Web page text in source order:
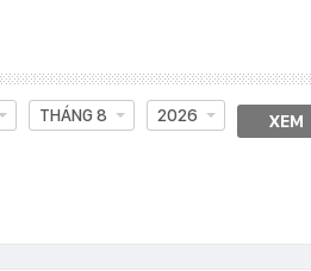
THÁNG 8 2026 XEM